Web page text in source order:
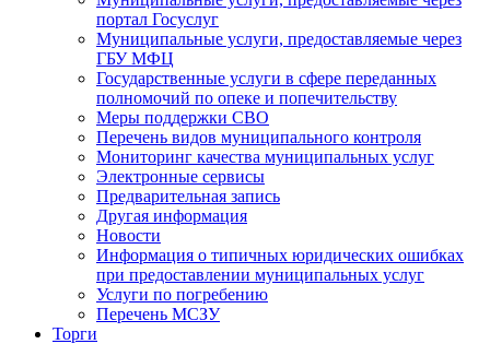
портал Госуслуг
Муниципальные услуги, предоставляемые через
ГБУ МФЦ
Государственные услуги в сфере переданных
полномочий по опеке и попечительству
Меры поддержки СВО
Перечень видов муниципального контроля
Мониторинг качества муниципальных услуг
Электронные сервисы
Предварительная запись
Другая информация
Новости
Информация о типичных юридических ошибках
при предоставлении муниципальных услуг
Услуги по погребению
Перечень МСЗУ
Торги